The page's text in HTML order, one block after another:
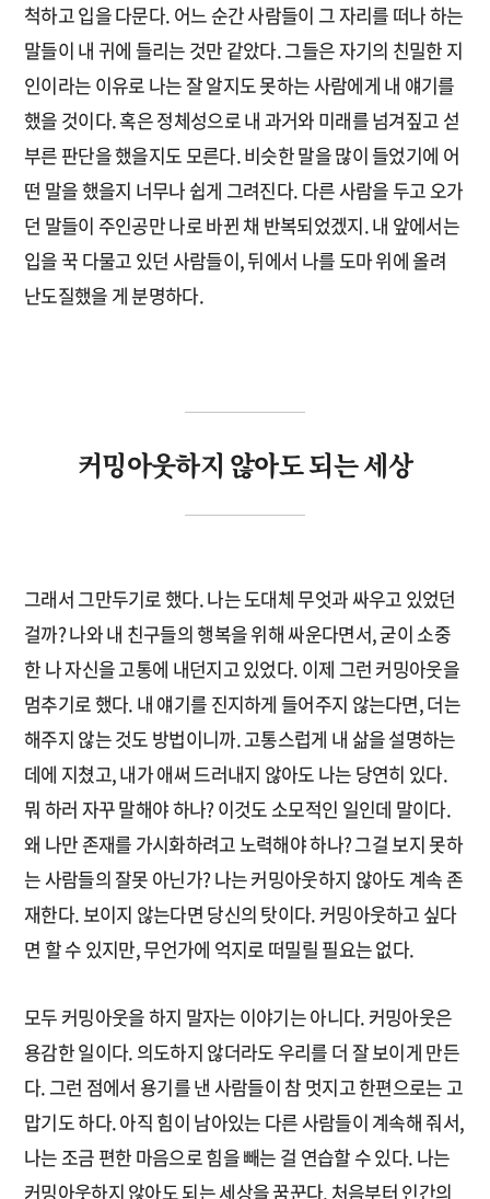
척하고 입을 다문다. 어느 순간 사람들이 그 자리를 떠나 하는
말들이 내 귀에 들리는 것만 같았다. 그들은 자기의 친밀한 지
인이라는 이유로 나는 잘 알지도 못하는 사람에게 내 얘기를
했을 것이다. 혹은 정체성으로 내 과거와 미래를 넘겨짚고 섣
부른 판단을 했을지도 모른다. 비슷한 말을 많이 들었기에 어
떤 말을 했을지 너무나 쉽게 그려진다. 다른 사람을 두고 오가
던 말들이 주인공만 나로 바뀐 채 반복되었겠지. 내 앞에서는
입을 꾹 다물고 있던 사람들이, 뒤에서 나를 도마 위에 올려
난도질했을 게 분명하다.
커밍아웃하지 않아도 되는 세상
그래서 그만두기로 했다. 나는 도대체 무엇과 싸우고 있었던
걸까? 나와 내 친구들의 행복을 위해 싸운다면서, 굳이 소중
한 나 자신을 고통에 내던지고 있었다. 이제 그런 커밍아웃을
멈추기로 했다. 내 얘기를 진지하게 들어주지 않는다면, 더는
해주지 않는 것도 방법이니까. 고통스럽게 내 삶을 설명하는
데에 지쳤고, 내가 애써 드러내지 않아도 나는 당연히 있다.
뭐 하러 자꾸 말해야 하나? 이것도 소모적인 일인데 말이다.
왜 나만 존재를 가시화하려고 노력해야 하나? 그걸 보지 못하
는 사람들의 잘못 아닌가? 나는 커밍아웃하지 않아도 계속 존
재한다. 보이지 않는다면 당신의 탓이다. 커밍아웃하고 싶다
면 할 수 있지만, 무언가에 억지로 떠밀릴 필요는 없다.
모두 커밍아웃을 하지 말자는 이야기는 아니다. 커밍아웃은
용감한 일이다. 의도하지 않더라도 우리를 더 잘 보이게 만든
다. 그런 점에서 용기를 낸 사람들이 참 멋지고 한편으로는 고
맙기도 하다. 아직 힘이 남아있는 다른 사람들이 계속해 줘서,
나는 조금 편한 마음으로 힘을 빼는 걸 연습할 수 있다. 나는
커밍아웃하지 않아도 되는 세상을 꿈꾼다. 처음부터 인간의